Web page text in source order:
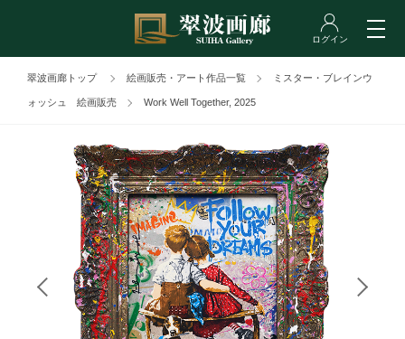
翠波画廊トップ 絵画販売・アート作品一覧 ミスター・ブレインウ
ォッシュ 絵画販売 Work Well Together, 2025